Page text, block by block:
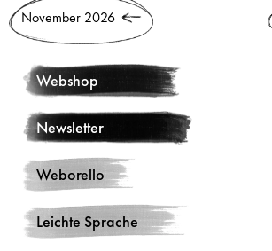
Webshop
Newsletter
Weborello
Leichte Sprache
November 2026